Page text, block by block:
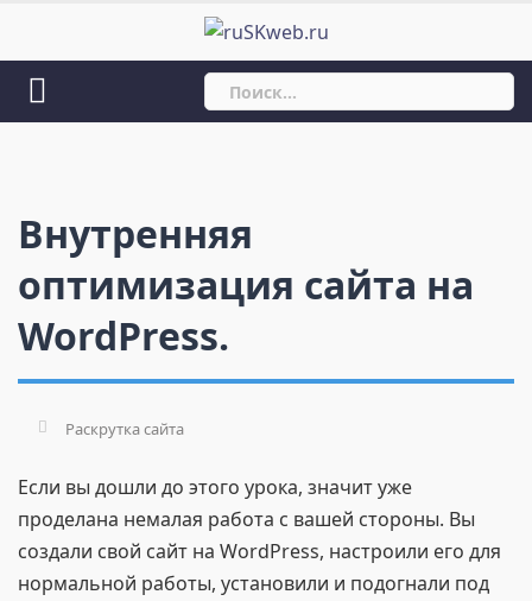
content
Найти:
Внутренняя
оптимизация сайта на
WordPress.
Раскрутка сайта
Если вы дошли до этого урока, значит уже
проделана немалая работа с вашей стороны. Вы
создали свой сайт на WordPress, настроили его для
нормальной работы, установили и подогнали под